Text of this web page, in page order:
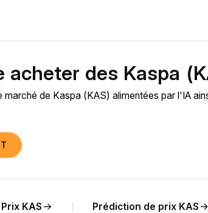
acheter des Kaspa
de Kaspa (KAS) alimentées par l'IA
Prix KAS Prédiction de prix KAS